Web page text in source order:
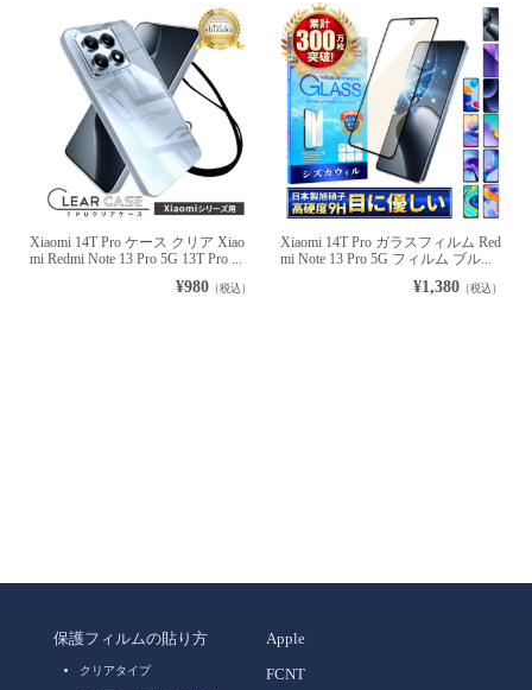
Xiaomi 14T Pro ケース クリア Xiao
mi Redmi Note 13 Pro 5G 13T Pro ...
¥980（税込）
Xiaomi 14T Pro ガラスフィルム Red
mi Note 13 Pro 5G フィルム ブル...
¥1,380 （税込）
保護フィルムの貼り方
クリアタイプ
Apple
FCNT